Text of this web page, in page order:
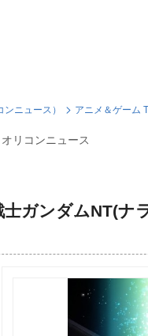
ニュース） アニメ＆ゲーム
オリコンニュース
士ガンダムNT(